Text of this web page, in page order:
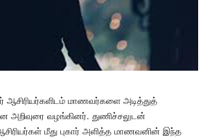
ஆசிரியர்களிடம் மாணவர்களை அடித்துத்
அறிவுரை வழங்கினர். துணிச்சலுடன்
மீது புகார் அளித்த மாணவனின் இந்த